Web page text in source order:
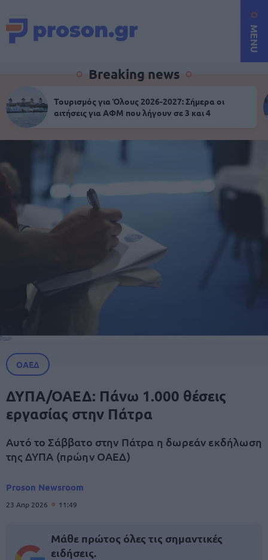
MENU
Breaking news
Τουρισμός για Όλους 2026-2027: Σήμερα οι
αιτήσεις για ΑΦΜ που λήγουν σε 3 και 4
ΟΑΕΔ
ΔΥΠΑ/ΟΑΕΔ: Πάνω 1.000 θέσεις
εργασίας στην Πάτρα
Αυτό το Σάββατο στην Πάτρα η δωρεάν εκδήλωση
της ΔΥΠΑ (πρώην ΟΑΕΔ)
Proson Newsroom
23 Απρ 2026 11:49
Μάθε πρώτος όλες τις σημαντικές
ειδήσεις.